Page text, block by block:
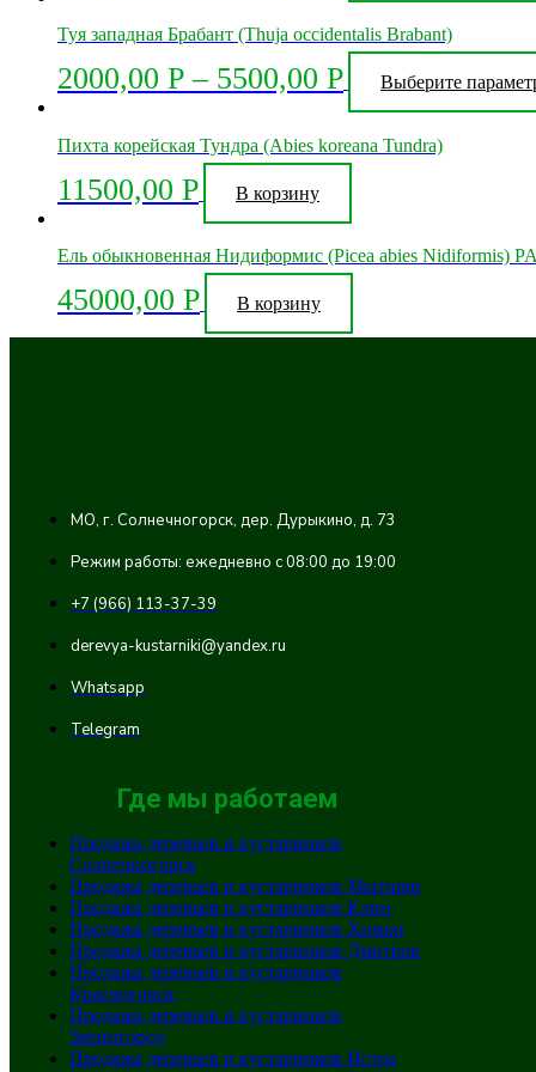
Туя западная Брабант (Thuja occidentalis Brabant)
2000,00 Р – 5500,00 Р Выберите
Пихта корейская Тундра (Abies koreana Tundra)
11500,00 Р В корзину
Ель обыкновенная Нидиформис (Picea abies Nidiformis) PA
45000,00 Р В корзину
МО, г. Солнечногорск, дер. Дурыкино, д. 73
Режим работы: ежедневно с 08:00 до 19:00
+7 (966) 113-37-39
derevya-kustarniki@yandex.ru
Whatsapp
Telegram
Где мы работаем
Продажа деревьев и кустарников
Солнечногорск
Продажа деревьев и кустарников Мытищи
Продажа деревьев и кустарников Клин
Продажа деревьев и кустарников Химки
Продажа деревьев и кустарников Дмитров
Продажа деревьев и кустарников
Красногорск
Продажа деревьев и кустарников
Звенигород
Продажа деревьев и кустарников Истра